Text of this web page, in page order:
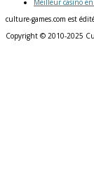
culture-games.com est
Copyright © 2010-2025